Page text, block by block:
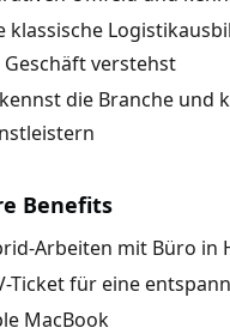
klassische
Geschäft verstehst
die Branche und
Benefits
Arbeiten mit Büro in
Ticket für eine
MacBook